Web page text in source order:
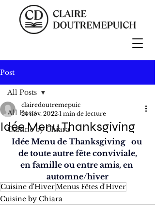
Post
All Posts
Cuisine by Chiara
All Posts
Idée Menu Thanksgiving
clairedoutremepuic
24 nov. 2022 1 min de lecture
Idée Menu de Thanksgiving   ou
de toute autre fête conviviale,
en famille ou entre amis, en
automne/hiver
Cuisine d'HiverMenus Fêtes d'Hiver
Cuisine by Chiara